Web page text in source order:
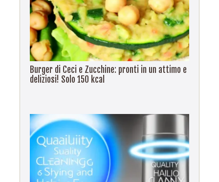
Burger di Ceci e Zucchine: pronti in un attimo e
deliziosi! Solo 150 kcal